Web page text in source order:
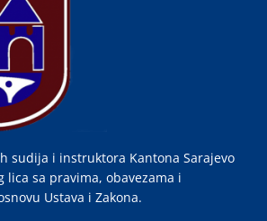
sudija i instruktora Kantona Sarajevo
lica sa pravima, obavezama i
Ustava i Zakona.